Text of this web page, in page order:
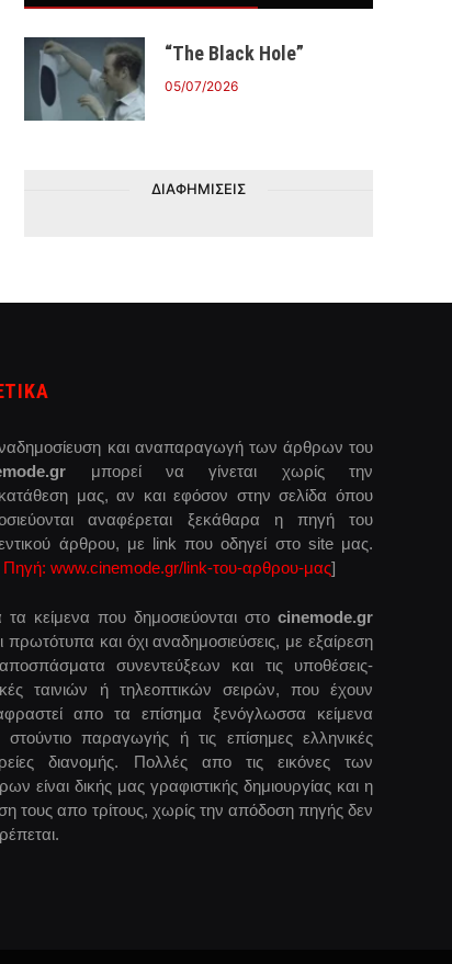
“The Black Hole”
05/07/2026
ΔΙΑΦΗΜΙΣΕΙΣ
και αναπαραγωγή των άρθρων του
μπορεί να γίνεται χωρίς την
μας, αν και εφόσον στην σελίδα όπου
αναφέρεται ξεκάθαρα η πηγή του
άρθρου, με link που οδηγεί στο site μας.
Πηγή: www.cinemode.gr/link-του-αρθρου-μας]
κείμενα που δημοσιεύονται στο cinemode.gr
πρωτότυπα και όχι αναδημοσιεύσεις, με εξαίρεση
συνεντεύξεων και τις υποθέσεις-
ταινιών ή τηλεοπτικών σειρών, που έχουν
απο τα επίσημα ξενόγλωσσα κείμενα
παραγωγής ή τις επίσημες ελληνικές
διανομής. Πολλές απο τις εικόνες των
είναι δικής μας γραφιστικής δημιουργίας και η
τους απο τρίτους, χωρίς την απόδοση πηγής δεν